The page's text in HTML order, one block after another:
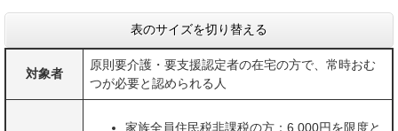
表のサイズを切り替える
対象者
原則要介護・要支援認定者の在宅の方で、常時おむ
つが必要と認められる人
家族全員住民税非課税の方：6,000円を限度と